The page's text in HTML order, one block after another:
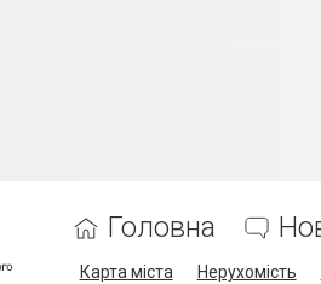
Головна
Карта міста Нерухомість